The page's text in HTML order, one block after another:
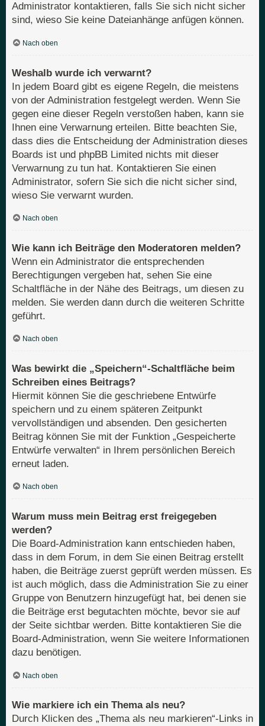
Administrator kontaktieren, falls Sie sich nicht sicher
sind, wieso Sie keine Dateianhänge anfügen können.
Nach oben
Weshalb wurde ich verwarnt?
In jedem Board gibt es eigene Regeln, die meistens
von der Administration festgelegt werden. Wenn Sie
gegen eine dieser Regeln verstoßen haben, kann sie
Ihnen eine Verwarnung erteilen. Bitte beachten Sie,
dass dies die Entscheidung der Administration dieses
Boards ist und phpBB Limited nichts mit dieser
Verwarnung zu tun hat. Kontaktieren Sie einen
Administrator, sofern Sie sich die nicht sicher sind,
wieso Sie verwarnt wurden.
Nach oben
Wie kann ich Beiträge den Moderatoren melden?
Wenn ein Administrator die entsprechenden
Berechtigungen vergeben hat, sehen Sie eine
Schaltfläche in der Nähe des Beitrags, um diesen zu
melden. Sie werden dann durch die weiteren Schritte
geführt.
Nach oben
Was bewirkt die „Speichern“-Schaltfläche beim
Schreiben eines Beitrags?
Hiermit können Sie die geschriebene Entwürfe
speichern und zu einem späteren Zeitpunkt
vervollständigen und absenden. Den gesicherten
Beitrag können Sie mit der Funktion „Gespeicherte
Entwürfe verwalten“ in Ihrem persönlichen Bereich
erneut laden.
Nach oben
Warum muss mein Beitrag erst freigegeben
werden?
Die Board-Administration kann entschieden haben,
dass in dem Forum, in dem Sie einen Beitrag erstellt
haben, die Beiträge zuerst geprüft werden müssen. Es
ist auch möglich, dass die Administration Sie zu einer
Gruppe von Benutzern hinzugefügt hat, bei denen sie
die Beiträge erst begutachten möchte, bevor sie auf
der Seite sichtbar werden. Bitte kontaktieren Sie die
Board-Administration, wenn Sie weitere Informationen
dazu benötigen.
Nach oben
Wie markiere ich ein Thema als neu?
Durch Klicken des „Thema als neu markieren“-Links in